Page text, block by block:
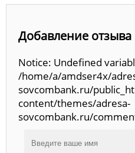
Добавление отзыва
Notice: Undefined
/home/a/amdser4x/
sovcombank.ru/
content/themes/adresa-
sovcombank.ru/